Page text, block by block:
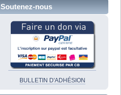
Soutenez-nous
BULLETIN D'ADHÉSION